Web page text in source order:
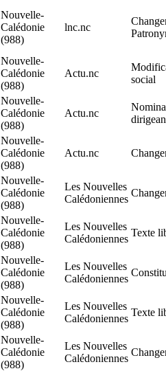
Nouvelle-
Calédonie
(988)
lnc.nc
Nouvelle-
Calédonie
(988)
Actu.nc
social
Nouvelle-
Calédonie
(988)
Actu.nc
Nouvelle-
Calédonie
(988)
Actu.nc
Nouvelle-
Calédonie
(988)
Les Nouvelles
Calédoniennes
Nouvelle-
Calédonie
(988)
Les Nouvelles
Calédoniennes
Texte
Nouvelle-
Calédonie
(988)
Les Nouvelles
Calédoniennes
Nouvelle-
Calédonie
(988)
Les Nouvelles
Calédoniennes
Texte
Nouvelle-
Calédonie
(988)
Les Nouvelles
Calédoniennes